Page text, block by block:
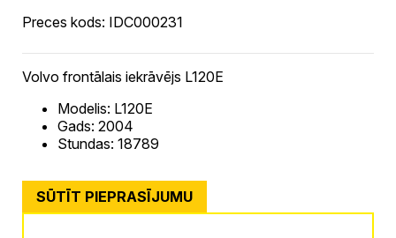
Preces kods: IDC000231
Volvo frontālais iekrāvējs L120E
Modelis: L120E
Gads: 2004
Stundas: 18789
SŪTĪT PIEPRASĪJUMU